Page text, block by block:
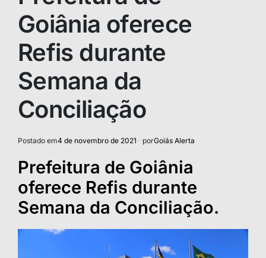
Goiânia oferece
Refis durante
Semana da
Conciliação
Postado em4 de novembro de 2021 porGoiás Alerta
Prefeitura de Goiânia
oferece Refis durante
Semana da Conciliação.